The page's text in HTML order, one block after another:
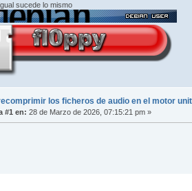
sucede lo mismo
los ficheros de audio en el motor
#1 en: 28 de Marzo de 2026, 07:15:21 pm »